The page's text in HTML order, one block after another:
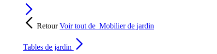
RetourVoir tout de Mobilier de jardin
Tables de jardin